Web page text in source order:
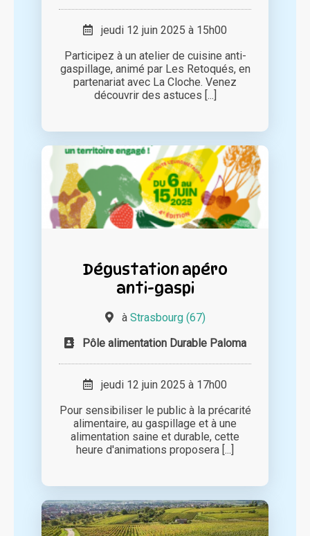
jeudi 12 juin 2025 à 15h00
Participez à un atelier de cuisine anti-
gaspillage, animé par Les Retoqués, en
partenariat avec La Cloche. Venez
découvrir des astuces [...]
Dégustation apéro
anti-gaspi
à Strasbourg (67)
Pôle alimentation Durable Paloma
jeudi 12 juin 2025 à 17h00
Pour sensibiliser le public à la précarité
alimentaire, au gaspillage et à une
alimentation saine et durable, cette
heure d'animations proposera [...]